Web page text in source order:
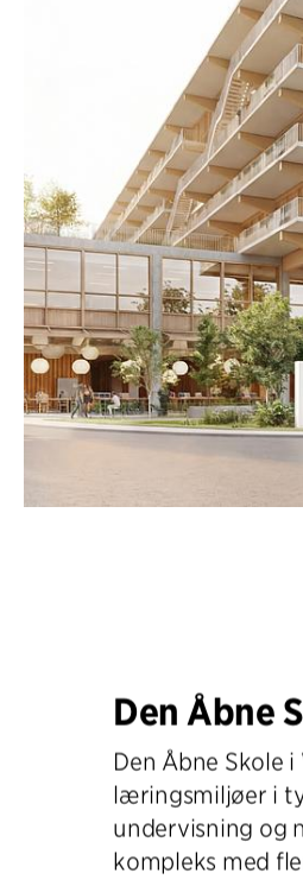
Den Åbne
Den Åbne Skole
læringsmiljøer i
undervisning og
kompleks med